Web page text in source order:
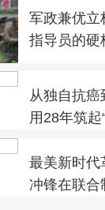
军政兼优立
指导员的硬
从独自抗
用28年筑起
最美新时代
冲锋在联合